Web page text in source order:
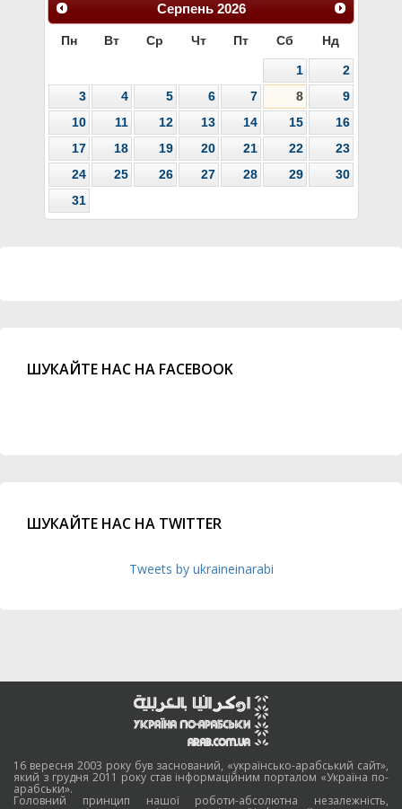
Серпень 2026
Пн Вт Ср Чт Пт Сб Нд
1
2
3
4 5 6 7 8
9
10
11 12 13 14 15
16
17
18 19 20 21 22
23
24
25 26 27 28 29
30
31
ШУКАЙТЕ НАС НА FACEBOOK
ШУКАЙТЕ НАС НА TWITTER
Tweets by ukraineinarabi
16 вересня 2003 року був заснований, «українсько-арабський сайт»,
який з грудня 2011 року став інформаційним порталом «Україна по-
арабськи».
Головний принцип нашої роботи-абсолютна незалежність,